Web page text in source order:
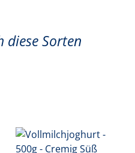
diese Sorten